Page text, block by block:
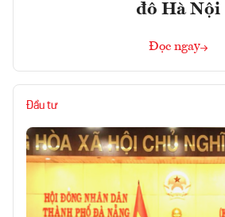
đô Hà Nội
Đọc ngay
Đầu tư